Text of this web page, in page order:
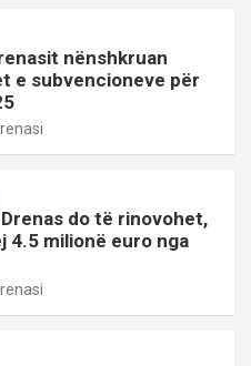
nënshkruan
e subvencioneve për
do të rinovohet,
4.5 milionë euro nga